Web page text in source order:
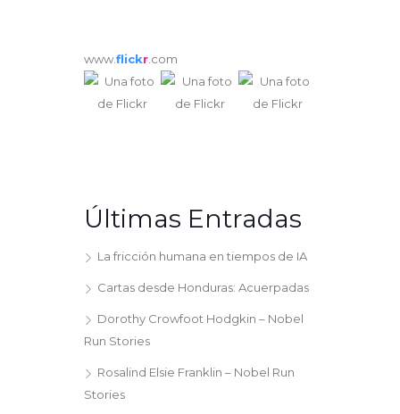
www.flickr.com
Últimas Entradas
La fricción humana en tiempos de IA
Cartas desde Honduras: Acuerpadas
Dorothy Crowfoot Hodgkin – Nobel
Run Stories
Rosalind Elsie Franklin – Nobel Run
Stories